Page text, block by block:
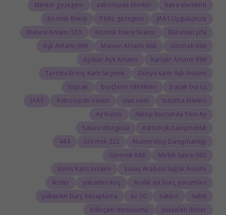
hava elementi
astrolojide Merkür
Merkür gezegeni
JAAS Uygulayıcısı
Plüto gezegeni
Kozmik Enerji
Bütünsel şifa
Kozmik Enerji Seansı
555 Manevi Anlamı
666 Görmek
666 Manevi Anlamı
999 Aşk Anlamı
999 Kariyer Anlamı
Aşıklar Aşk Anlamı
Dünya Kartı Aşk Anlamı
Tarotta Ermiş Kartı Seçmek
başak burcu
burçların nitelikleri
toprak
tutulma etkileri
usui reiki
Astrolojide Venüs
JAAS
Akrep burcunda Yeni Ay
Ay burcu
Astrolojk danışmanlık
Satürn döngüsü
Numeroloji Danışmanlığı
222 Görmek
444
000 Melek Sayısı
888 Görmek
Savaş Arabası Sağlık Anlamı
Ermiş Kartı Anlamı
Aralık ayı burç yorumları
yükselen koç
ikizler
sabit
satürn
10.ev
yükselen burç hesaplama
yükselen ikizler
bilinçaltı dönüşümü